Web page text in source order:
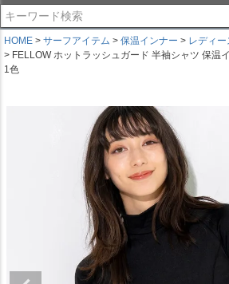
HOME サーフアイテム 保温インナー
レディー
FELLOW ホットラッシュガード 半袖シャツ 保温
1色